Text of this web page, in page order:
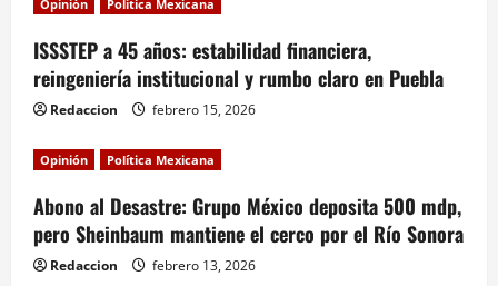
Opinión Política Mexicana
ISSSTEP a 45 años: estabilidad financiera,
reingeniería institucional y rumbo claro en Puebla
Redaccion febrero 15, 2026
Opinión Política Mexicana
Abono al Desastre: Grupo México deposita 500 mdp,
pero Sheinbaum mantiene el cerco por el Río Sonora
Redaccion febrero 13, 2026